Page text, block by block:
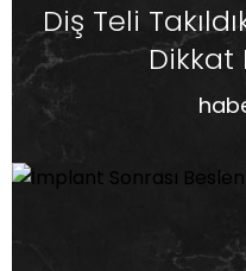
Diş Teli
Dikkat